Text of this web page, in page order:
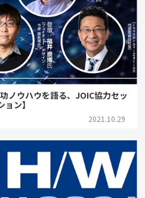
ノウハウを語る、JOIC協力セッ
ン】
2021.10.29